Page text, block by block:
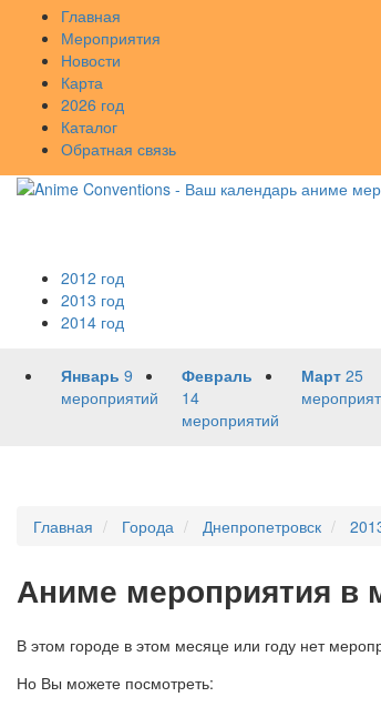
Главная
Мероприятия
Новости
Карта
2026 год
Каталог
Обратная связь
2012 год
2013 год
2014 год
Январь 9
мероприятий
Февраль
14
мероприятий
Март 25
Главная Города Днепропетровск
Аниме мероприятия в
В этом городе в этом месяце или году нет
Но Вы можете посмотреть: